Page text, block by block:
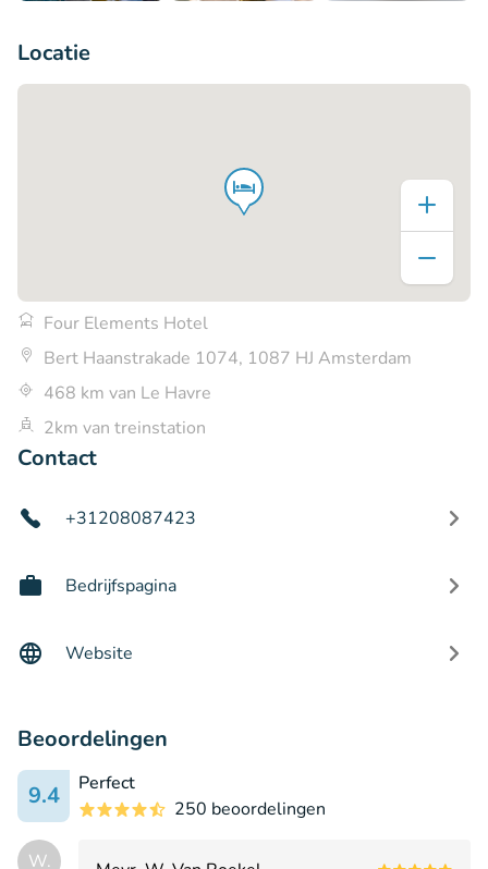
Locatie
Four Elements Hotel
Bert Haanstrakade 1074, 1087 HJ Amsterdam
468 km van Le Havre
2km van treinstation
Contact
+31208087423
Bedrijfspagina
Website
Beoordelingen
9.4
Perfect
250 beoordelingen
W.